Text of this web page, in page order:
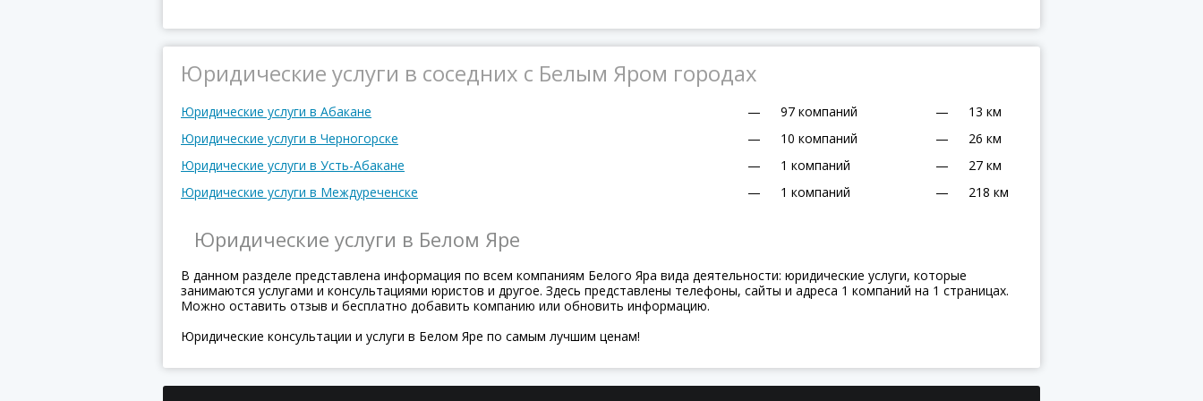
Юридические услуги в соседних с Белым Яром городах
Юридические услуги в Абакане — 97 компаний —
13 км
Юридические услуги в Черногорске
— 10 компаний —
26 км
Юридические услуги в Усть-Абакане
— 1 компаний —
27 км
Юридические услуги в Междуреченске
— 1 компаний — 218 км
Юридические услуги в Белом Яре
В данном разделе представлена информация по всем компаниям Белого Яра вида деятельности: юридические услуги, которые
занимаются услугами и консультациями юристов и другое. Здесь представлены телефоны, сайты и адреса 1 компаний на 1 страницах.
Можно оставить отзыв и бесплатно добавить компанию или обновить информацию.
Юридические консультации и услуги в Белом Яре по самым лучшим ценам!